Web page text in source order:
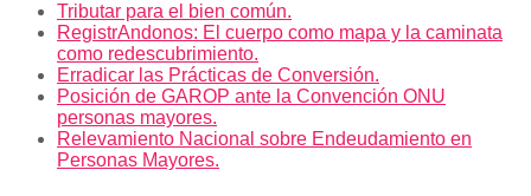
Tributar para el bien común.
RegistrAndonos: El cuerpo como mapa y la caminata
como redescubrimiento.
Erradicar las Prácticas de Conversión.
Posición de GAROP ante la Convención ONU
personas mayores.
Relevamiento Nacional sobre Endeudamiento en
Personas Mayores.